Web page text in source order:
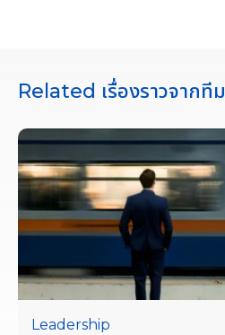
Related เรื่องราวจากทีม
Leadership